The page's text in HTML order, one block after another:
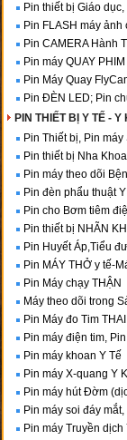
Pin thiết bị Giáo
Pin FLASH máy
Pin CAMERA Hành
Pin máy QUAY
Pin Máy Quay
Pin ĐÈN LED; Pin
PIN THIẾT BỊ Y TẾ - Y
Pin Thiết bị, Pin máy
Pin thiết bị Nha Khoa
Pin máy theo dõi
Pin đèn phẩu thuật
Pin cho Bơm tiêm
Pin thiết bị NHÃN
Pin Huyết Áp,Tiểu
Pin MÁY THỞ y tế-
Pin Máy chạy THẬN
Máy theo dõi trong
Pin Máy đo Tim
Pin máy điện tim,
Pin máy khoan Y Tế
Pin máy X-quang Y
Pin máy hút Đờm
Pin máy soi đáy
Pin máy Truyền dịch